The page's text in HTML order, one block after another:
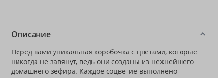
Описание
Перед вами уникальная коробочка с цветами, которые
никогда не завянут, ведь они созданы из нежнейшего
домашнего зефира. Каждое соцветие выполнено